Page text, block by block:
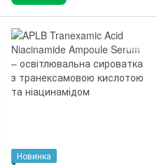
Новинка